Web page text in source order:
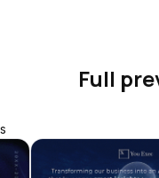
Full
s